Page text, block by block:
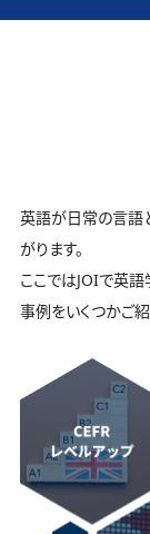
英語が日常の言語
がります。
ここではJOIで英語
事例をいくつかご紹